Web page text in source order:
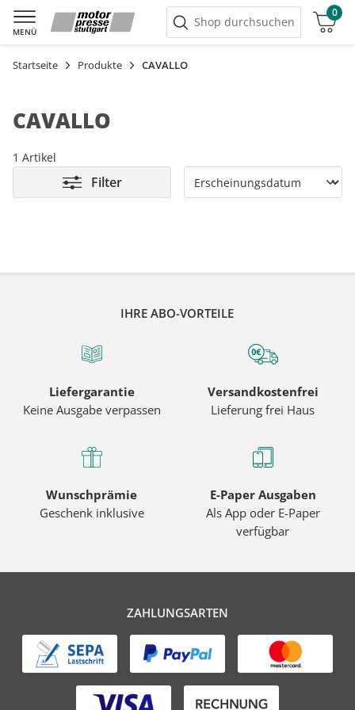
MENÜ
Shop durchsuchen
0
Warenkorb
Startseite Produkte CAVALLO
CAVALLO
1 Artikel
Filter
IHRE ABO-VORTEILE
Liefergarantie
Keine Ausgabe verpassen
Versandkostenfrei
Lieferung frei Haus
Wunschprämie
Geschenk inklusive
E-Paper Ausgaben
Als App oder E-Paper
verfügbar
ZAHLUNGSARTEN